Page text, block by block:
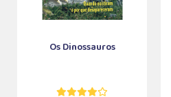
Os Dinossauros